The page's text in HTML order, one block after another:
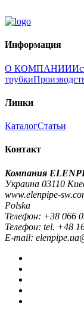
Информация
О КОМПАНИИ
трубки
Линки
КаталогСтатьи
Контакт
Компания
Украина 03110
www.elenpipe-
Polska
Телефон: +38 066
Телефон: tel. +48
E-mail: